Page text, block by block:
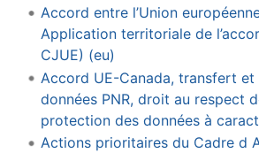
Accord entre l’Union
Application territoriale de
CJUE) (eu)
Accord UE-Canada, transfert
données PNR, droit au respect
protection des données à
Actions prioritaires du Cadre d